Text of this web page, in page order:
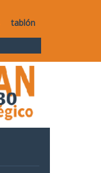
tablón